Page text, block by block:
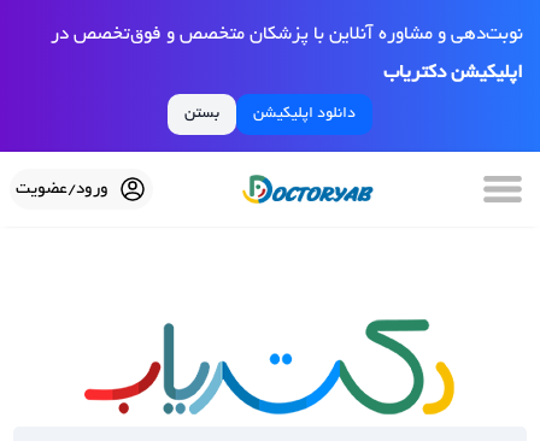
نوبت‌دهی و مشاوره آنلاین با پزشکان متخصص و فوق‌تخصص در
اپلیکیشن دکتریاب
دانلود اپلیکیشن بستن
ورود/عضویت